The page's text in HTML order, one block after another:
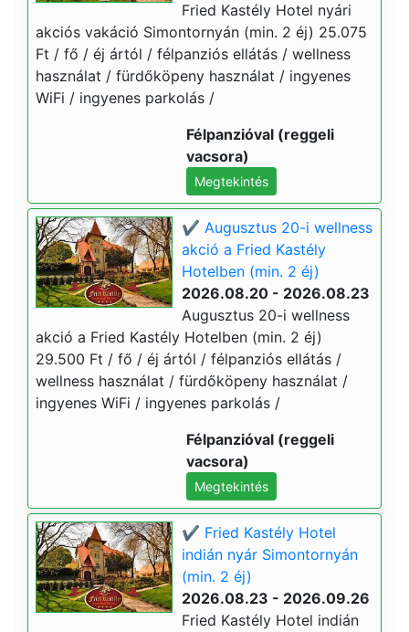
Fried Kastély Hotel nyári
akciós vakáció Simontornyán (min. 2 éj) 25.075
Ft / fő / éj ártól / félpanziós ellátás / wellness
használat / fürdőköpeny használat / ingyenes
WiFi / ingyenes parkolás /
Félpanzióval (reggeli
vacsora)
Megtekintés
✔️ Augusztus 20-i wellness
akció a Fried Kastély
Hotelben (min. 2 éj)
2026.08.20 - 2026.08.23
Augusztus 20-i wellness
akció a Fried Kastély Hotelben (min. 2 éj)
29.500 Ft / fő / éj ártól / félpanziós ellátás /
wellness használat / fürdőköpeny használat /
ingyenes WiFi / ingyenes parkolás /
Félpanzióval (reggeli
vacsora)
Megtekintés
✔️ Fried Kastély Hotel
indián nyár Simontornyán
(min. 2 éj)
2026.08.23 - 2026.09.26
Fried Kastély Hotel indián